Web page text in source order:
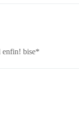
enfin! bise*